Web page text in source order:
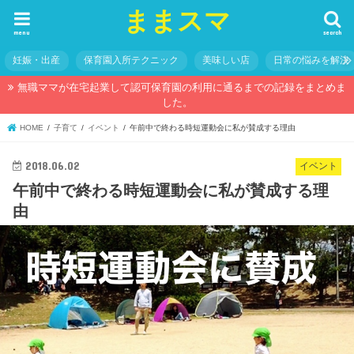
ままスマ search
menu
妊娠・出産 保育園入所テクニック 美味しい店 日常の悩みを解決
無職ママが在宅起業して認可保育園の利用に通るまでの記録をまとめま
した。
HOME 子育て イベント 午前中で終わる時短運動会に私が賛成する理由
イベント
2018.06.02
午前中で終わる時短運動会に私が賛成する理
由